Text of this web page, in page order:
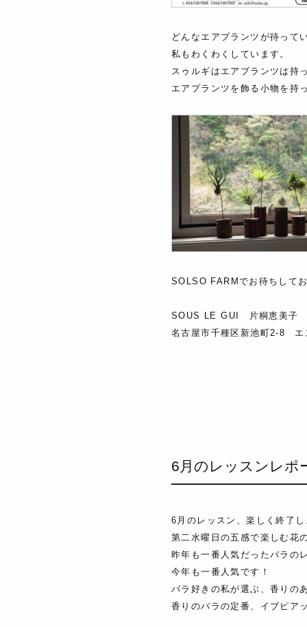
どんなエアプランツが待って
私もわくわくしています。
スゥルギはエアプランツは持
エアプランツを飾る小物を持
SOLSO FARMでお待ちして
SOUS LE GUI 片桐恵美子
名古屋市千種区新池町2-8 エ
6月のレッスンレポ
6月のレッスン、楽しく終了
第二水曜日の五感で楽しむ花
昨年も一番人気だったバラの
今年も一番人気です！
バラ好きの私が選ぶ、香りの
香りのバラの定番、イブピア